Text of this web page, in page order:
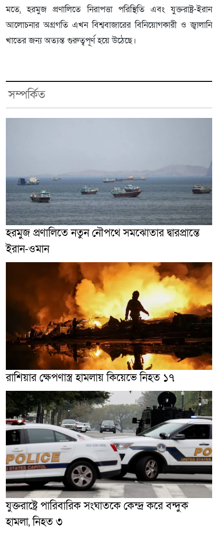
মতে, হরমুজ প্রণালিতে নিরাপত্তা পরিস্থিতি এবং যুক্তরাষ্ট্র-ইরান
আলোচনার অগ্রগতি এখন বিশ্ববাজারের বিনিয়োগকারী ও জ্বালানি
খাতের জন্য অত্যন্ত গুরুত্বপূর্ণ হয়ে উঠেছে।
সম্পর্কিত
হরমুজ প্রণালিতে নতুন নৌপথে সমঝোতার দ্বারপ্রান্তে
ইরান-ওমান
রাশিয়ার ক্ষেপণাস্ত্র হামলায় কিয়েভে নিহত ১৭
যুক্তরাষ্ট্রে পারিবারিক সংঘাতকে কেন্দ্র করে বন্দুক
হামলা, নিহত ৩